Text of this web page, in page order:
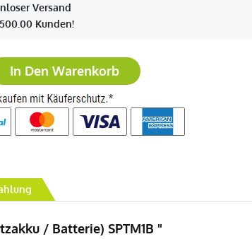
Versand
Kunden!
In Den Warenkorb
/ Batterie) SPTM1B "